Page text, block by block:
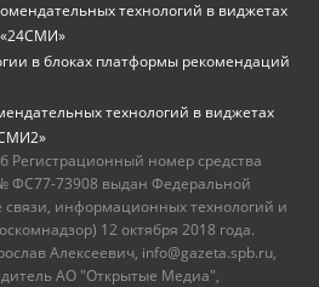
технологий в виджетах
в блоках платформы рекомендаций
технологий в виджетах
Регистрационный номер средства
ФС77-73908 выдан Федеральной
связи, информационных технологий и
12 октября 2018 года.
Алексеевич, info@gazeta.spb.ru,
АО "Открытые Медиа",